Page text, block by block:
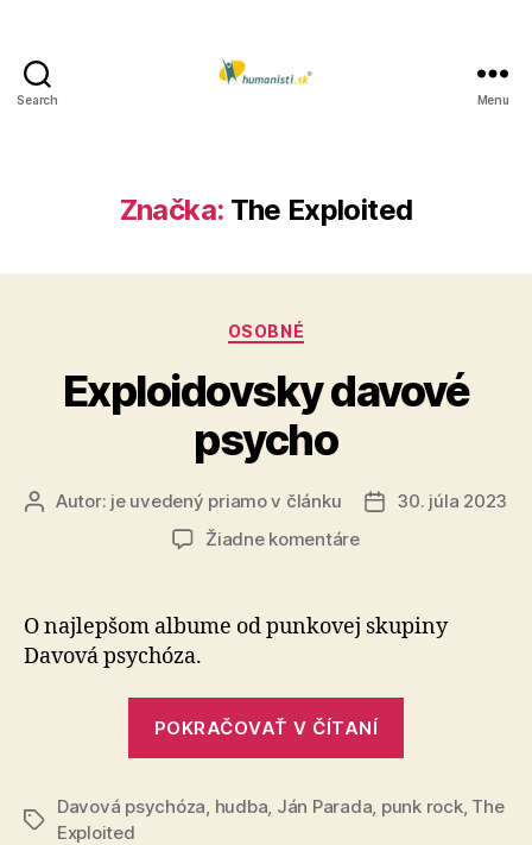
Search Menu
Značka: The Exploited
Kategórie
OSOBNÉ
Exploidovsky davové
psycho
AutorAutor: je uvedený priamo v článku
Dátum30. júla 2023
Žiadne komentárena
psycho
O najlepšom albume od punkovej skupiny
Davová psychóza.
POKRAČOVAŤ V ČÍTANÍ
Značky
Davová psychóza, hudba, Ján Parada, punk rock, The
Exploited